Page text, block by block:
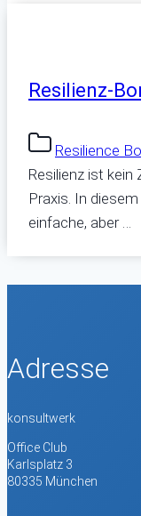
Resilienz-
Resilience
Resilienz ist kein
Praxis. In
einfache, aber …
Adresse
konsultwerk
Office Club
Karlsplatz 3
80335 München